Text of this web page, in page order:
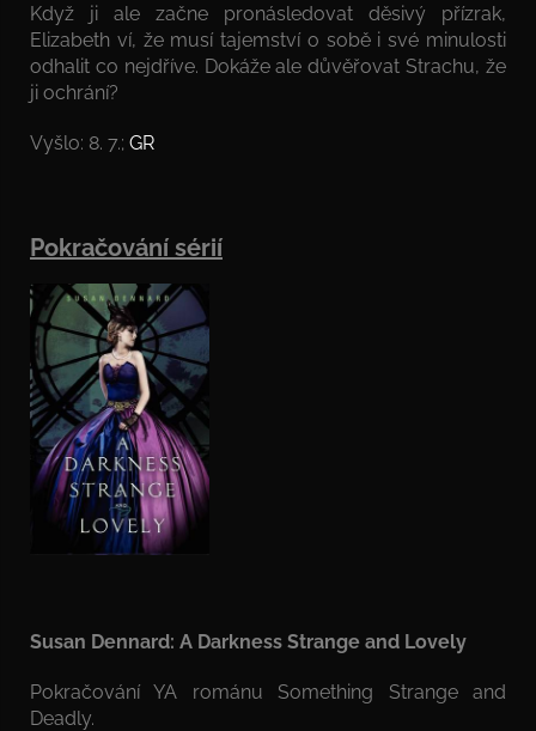
Když ji ale začne pronásledovat děsivý přízrak,
Elizabeth ví, že musí tajemství o sobě i své minulosti
odhalit co nejdříve. Dokáže ale důvěřovat Strachu, že
ji ochrání?
Vyšlo: 8. 7.; GR
Pokračování sérií
Susan Dennard: A Darkness Strange and Lovely
Pokračování YA románu Something Strange and
Deadly.